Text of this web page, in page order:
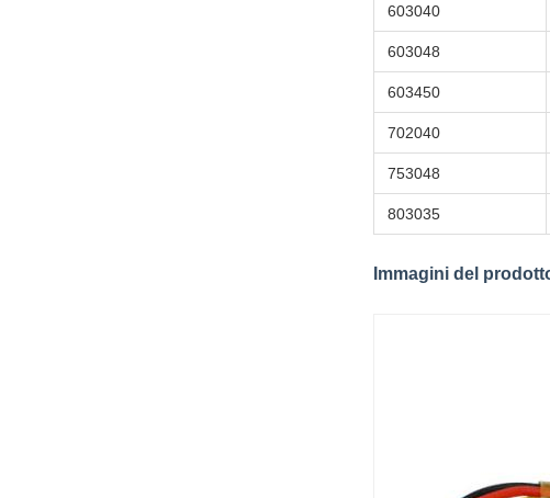
603040
603048
603450
702040
753048
803035
Immagini del